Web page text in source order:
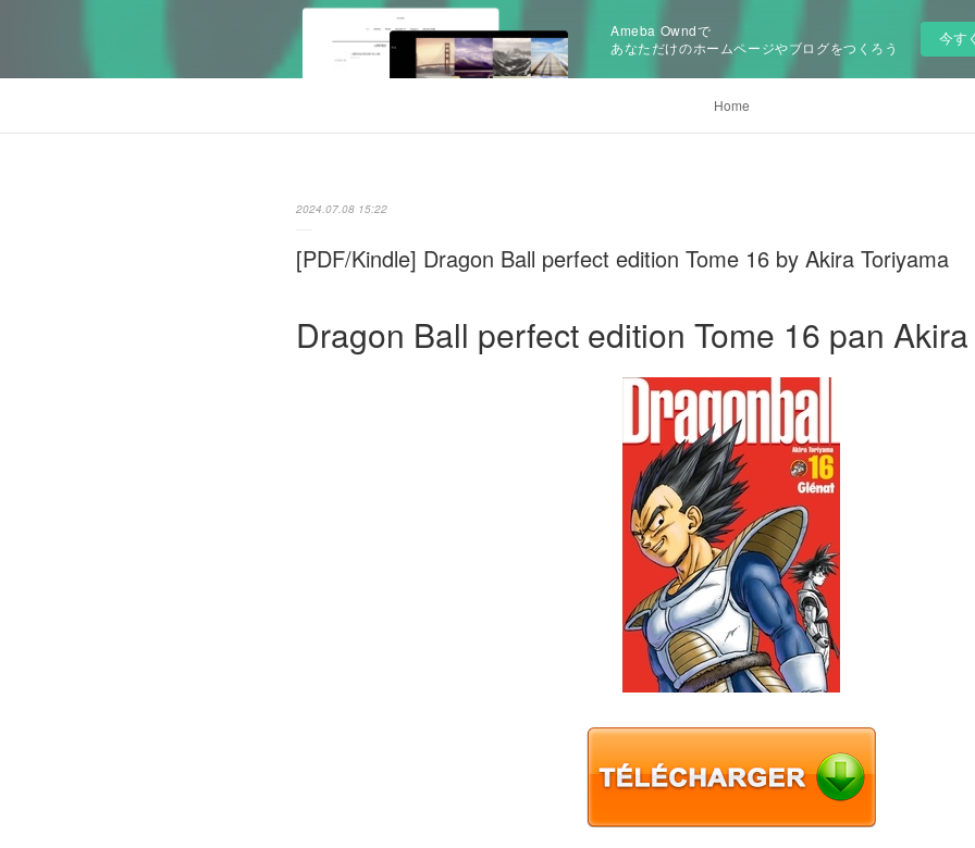
Ameba Owndで
あなただけのホームページやブログをつくろう
今す
Home
2024.07.08 15:22
[PDF/Kindle] Dragon Ball perfect edition Tome 16 by Akira Toriyama
Dragon Ball perfect edition Tome 16 pan